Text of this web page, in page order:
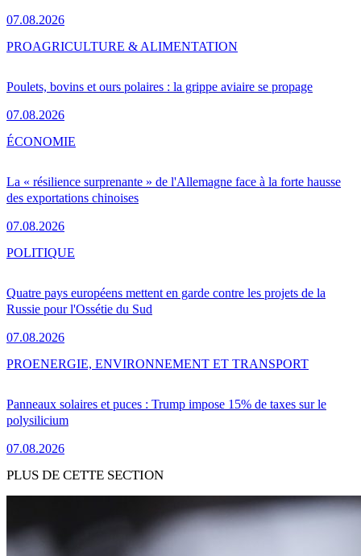
07.08.2026
Poulets, bovins et ours polaires : la grippe aviaire se propage
07.08.2026
PROAGRICULTURE & ALIMENTATION
La « résilience surprenante » de l'Allemagne face à la forte hausse
des exportations chinoises
07.08.2026
ÉCONOMIE
Quatre pays européens mettent en garde contre les projets de la
Russie pour l'Ossétie du Sud
07.08.2026
POLITIQUE
Panneaux solaires et puces : Trump impose 15% de taxes sur le
polysilicium
07.08.2026
PROENERGIE, ENVIRONNEMENT ET TRANSPORT
PLUS DE CETTE SECTION